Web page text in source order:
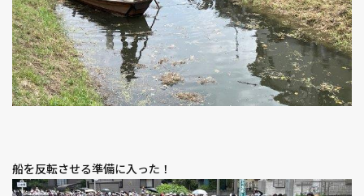
船を反転させる準備に入った！